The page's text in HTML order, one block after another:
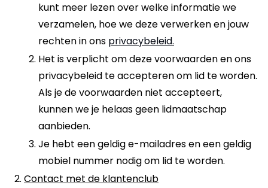
kunt meer lezen over welke informatie we
verzamelen, hoe we deze verwerken en jouw
rechten in ons privacybeleid.
Het is verplicht om deze voorwaarden en ons
privacybeleid te accepteren om lid te worden.
Als je de voorwaarden niet accepteert,
kunnen we je helaas geen lidmaatschap
aanbieden.
Je hebt een geldig e-mailadres en een geldig
mobiel nummer nodig om lid te worden.
Contact met de klantenclub